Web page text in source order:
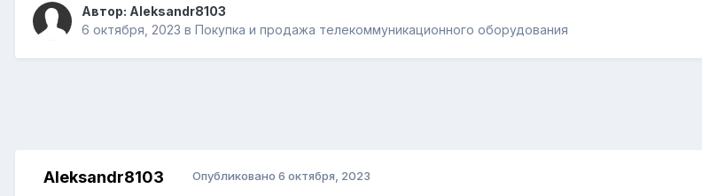
Автор: Aleksandr8103
6 октября, 2023 в Покупка и продажа телекоммуникационного оборудования
Aleksandr8103 Опубликовано 6 октября, 2023